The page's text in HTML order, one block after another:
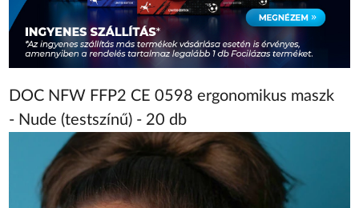
DOC NFW FFP2 CE 0598 ergonomikus maszk
- Nude (testszínű) - 20 db